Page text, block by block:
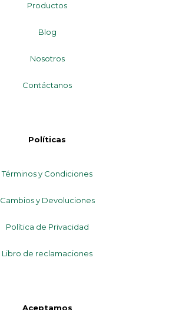
Productos
Blog
Nosotros
Contáctanos
Políticas
Términos y Condiciones
Cambios y Devoluciones
Política de Privacidad
Libro de reclamaciones
Aceptamos